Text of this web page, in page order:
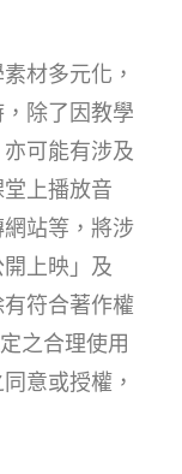
材多元化，
除了因教學
可能有涉及
上播放音
站等，將涉
上映」及
有符合著作權
之合理使用
意或授權，